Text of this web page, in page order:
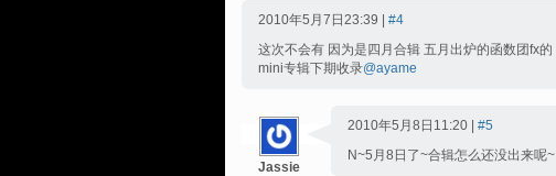
2010年5月7日23:39 | #4
这次不会有 因为是四月合辑 五月出炉的函数团fx的
mini专辑下期收录@ayame
Jassie
2010年5月8日11:20 | #5
N~5月8日了~合辑怎么还没出来呢~